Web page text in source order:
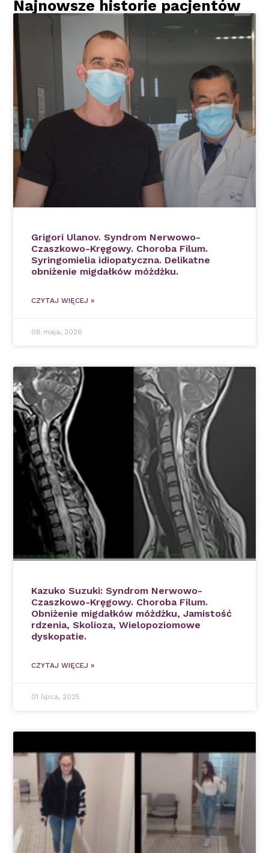
Najnowsze historie pacjentów
Grigori Ulanov. Syndrom Nerwowo-
Czaszkowo-Kręgowy. Choroba Filum.
Syringomielia idiopatyczna. Delikatne
obniżenie migdałków móżdżku.
CZYTAJ WIĘCEJ »
08 maja, 2026
Kazuko Suzuki: Syndrom Nerwowo-
Czaszkowo-Kręgowy. Choroba Filum.
Obniżenie migdałków móżdżku, Jamistość
rdzenia, Skolioza, Wielopoziomowe
dyskopatie.
CZYTAJ WIĘCEJ »
01 lipca, 2025